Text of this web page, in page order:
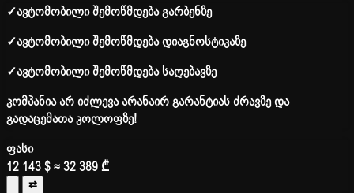
✓ავტომობილი შემოწმდება გარბენზე
✓ავტომობილი შემოწმდება დიაგნოსტიკაზე
✓ავტომობილი შემოწმდება საღებავზე
კომპანია არ იძლევა არანაირ გარანტიას ძრავზე და
გადაცემათა კოლოფზე!
ფასი
12 143 $≈ 32 389 ₾
⇄